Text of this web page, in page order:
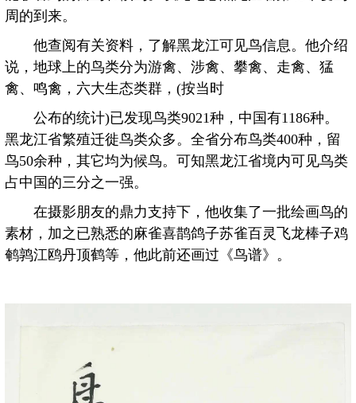
周的到来。
他查阅有关资料，了解黑龙江可见鸟信息。他介绍
说，地球上的鸟类分为游禽、涉禽、攀禽、走禽、猛
禽、鸣禽，六大生态类群，(按当时
公布的统计)已发现鸟类9021种，中国有1186种。
黑龙江省繁殖迁徙鸟类众多。全省分布鸟类400种，留
鸟50余种，其它均为候鸟。可知黑龙江省境内可见鸟类
占中国的三分之一强。
在摄影朋友的鼎力支持下，他收集了一批绘画鸟的
素材，加之已熟悉的麻雀喜鹊鸽子苏雀百灵飞龙棒子鸡
鹌鹑江鸥丹顶鹤等，他此前还画过《鸟谱》。